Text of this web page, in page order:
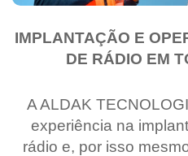
IMPLANTAÇÃO E
DE RÁDIO EM
A ALDAK
experiência na
rádio e, por isso